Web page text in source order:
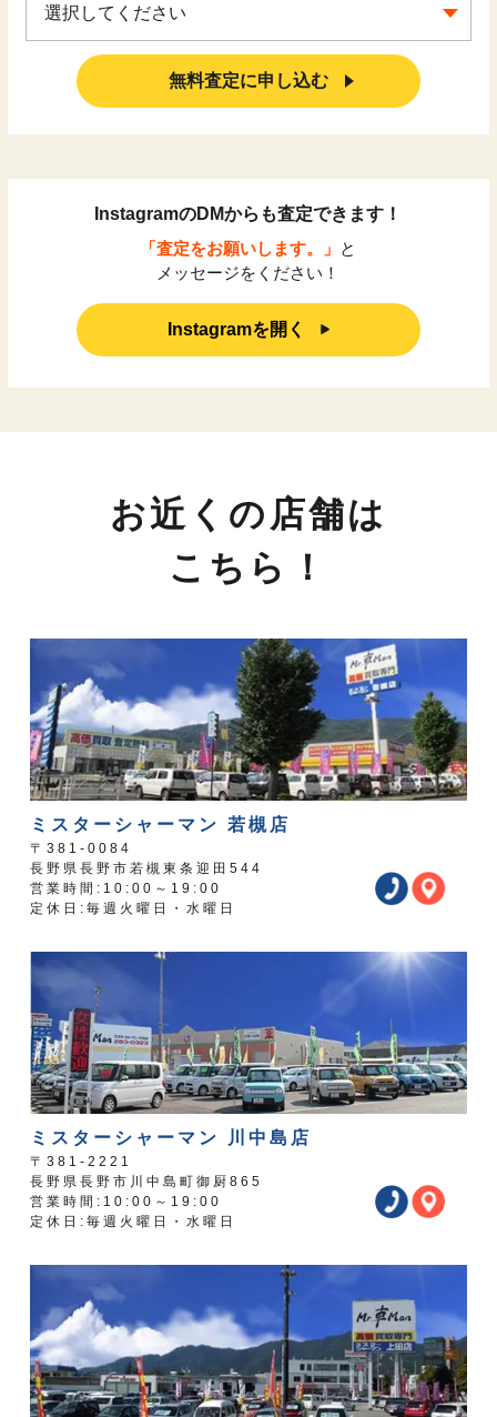
無料査定に申し込む
InstagramのDMからも査定できます！
「査定をお願いします。」 と
メッセージをください！
Instagramを開く
お近くの店舗は
こちら！
ミスターシャーマン 若槻店
〒381-0084
長野県長野市若槻東条迎田544
営業時間:10:00～19:00
定休日:毎週火曜日・水曜日
ミスターシャーマン 川中島店
〒381-2221
長野県長野市川中島町御厨865
営業時間:10:00～19:00
定休日:毎週火曜日・水曜日